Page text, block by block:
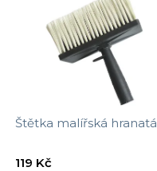
Štětka malířská hranatá
119 Kč